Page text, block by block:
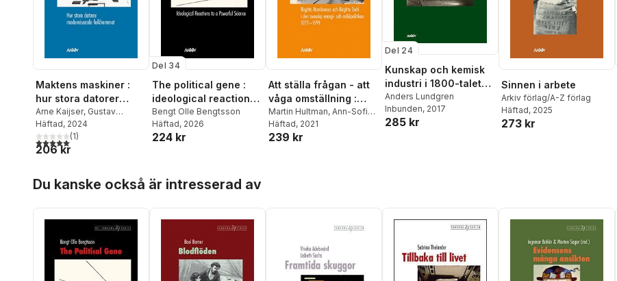
Maktens maskiner :
hur stora datorer
moderniserade
folkhemmet
Arne Kaijser, Gustav
Sjöblom,Johan Gribbe
Lundin
Häftad, 2024
5,0utav 5 stjärnor. Totalt antal röster:
(1)
206 kr
Del 34
The political gene :
ideological reactions
to a powerful science
Bengt Olle Bengtsson
Häftad, 2026
224 kr
Att ställa frågan - att
våga omställning :
Birgitta Hambraeus
och Birgitta Dahl i den
svenska energi- och
Martin Hultman, Ann-Sofie
Kall,Jonas Anshelm
Häftad, 2021
239 kr
Del 24
Kunskap och kemisk
industri i 1800-talets
Sverige
Anders Lundgren
Inbunden, 2017
285 kr
Sinnen i arbete
Arkiv förlag/A-Z förlag
Häftad, 2025
273 kr
Du kanske också är intresserad av